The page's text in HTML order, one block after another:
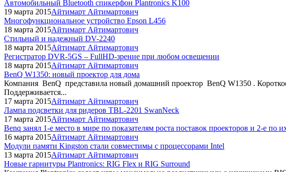
Автомобильный Bluetooth спикерфон Plantronics K100
19 марта 2015Айтимарт Айтимартович
Многофункциональное устройство Epson L456
18 марта 2015Айтимарт Айтимартович
Стильный и надежный DV-2240
18 марта 2015Айтимарт Айтимартович
Регистратор DVR-5GS – FullHD-зрение при любом освещении
18 марта 2015Айтимарт Айтимартович
BenQ W1350: новый проектор для дома
Компания BenQ представила новый домашний проектор BenQ W1350 .
Поддерживается...
17 марта 2015Айтимарт Айтимартович
Лампа подсветки для ридеров TBL-2201 SwanNeck
17 марта 2015Айтимарт Айтимартович
Benq занял 1-е место в мире по показателям роста поставок проекторов и 2-е по
16 марта 2015Айтимарт Айтимартович
Модули памяти Kingston стали совместимы с процессорами Intel
13 марта 2015Айтимарт Айтимартович
Новые гарнитуры Plantronics: RIG Flex и RIG Surround